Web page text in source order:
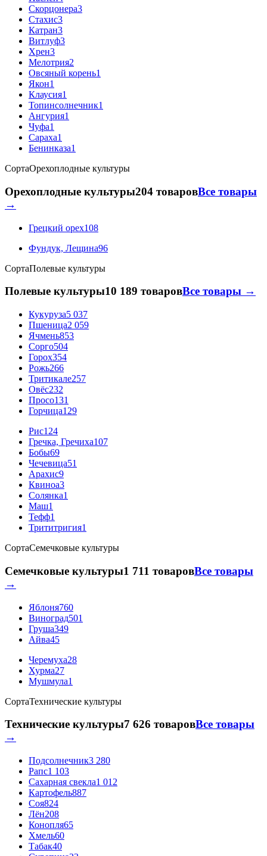
Скорцонера3
Стахис3
Катран3
Витлуф3
Хрен3
Мелотрия2
Овсяный корень1
Якон1
Клаусия1
Топинсолнечник1
Ангурия1
Чуфа1
Сараха1
Бенинказа1
СортаОрехоплодные культуры
Орехоплодные культуры204 товаровВсе товары
→
Грецкий орех108
Фундук, Лещина96
СортаПолевые культуры
Полевые культуры10 189 товаровВсе товары →
Кукуруза5 037
Пшеница2 059
Ячмень853
Сорго504
Горох354
Рожь266
Тритикале257
Овёс232
Просо131
Горчица129
Рис124
Гречка, Гречиха107
Бобы69
Чечевица51
Арахис9
Квиноа3
Солянка1
Маш1
Тефф1
Трититригия1
СортаСемечковые культуры
Семечковые культуры1 711 товаровВсе товары
→
Яблоня760
Виноград501
Груша349
Айва45
Черемуха28
Хурма27
Мушмула1
СортаТехнические культуры
Технические культуры7 626 товаровВсе товары
→
Подсолнечник3 280
Рапс1 103
Сахарная свекла1 012
Картофель887
Соя824
Лён208
Конопля65
Хмель60
Табак40